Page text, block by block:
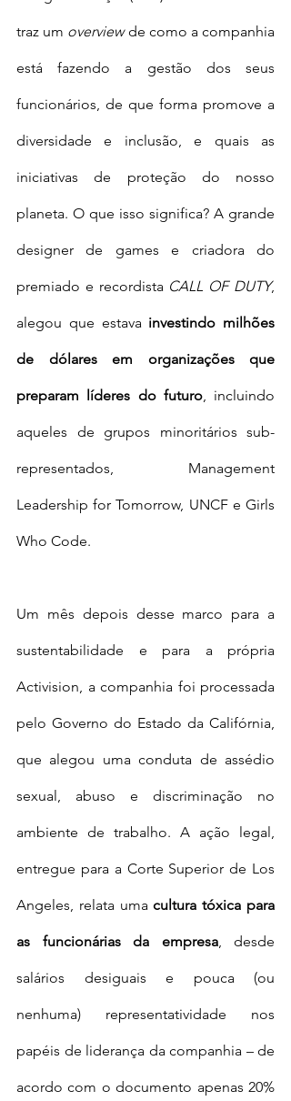
traz um overview de como a companhia
está fazendo a gestão dos seus
funcionários, de que forma promove a
diversidade e inclusão, e quais as
iniciativas de proteção do nosso
planeta. O que isso significa? A grande
designer de games e criadora do
premiado e recordista CALL OF DUTY,
alegou que estava investindo milhões
de dólares em organizações que
preparam líderes do futuro, incluindo
aqueles de grupos minoritários sub-
representados, Management
Leadership for Tomorrow, UNCF e Girls
Who Code.
Um mês depois desse marco para a
sustentabilidade e para a própria
Activision, a companhia foi processada
pelo Governo do Estado da Califórnia,
que alegou uma conduta de assédio
sexual, abuso e discriminação no
ambiente de trabalho. A ação legal,
entregue para a Corte Superior de Los
Angeles, relata uma cultura tóxica para
as funcionárias da empresa, desde
salários desiguais e pouca (ou
nenhuma) representatividade nos
papéis de liderança da companhia – de
acordo com o documento apenas 20%